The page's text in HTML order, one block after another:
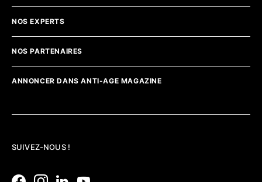
NOS EXPERTS
NOS PARTENAIRES
ANNONCER DANS ANTI-AGE MAGAZINE
SUIVEZ-NOUS !